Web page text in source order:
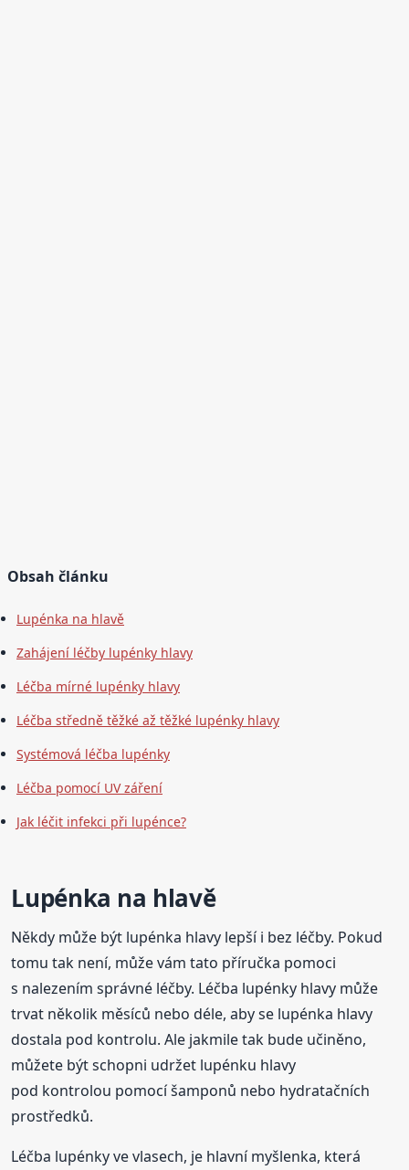
Obsah článku
Lupénka na hlavě
Zahájení léčby lupénky hlavy
Léčba mírné lupénky hlavy
Léčba středně těžké až těžké lupénky hlavy
Systémová léčba lupénky
Léčba pomocí UV záření
Jak léčit infekci při lupénce?
Lupénka na hlavě
Někdy může být lupénka hlavy lepší i bez léčby. Pokud
tomu tak není, může vám tato příručka pomoci
s nalezením správné léčby. Léčba lupénky hlavy může
trvat několik měsíců nebo déle, aby se lupénka hlavy
dostala pod kontrolu. Ale jakmile tak bude učiněno,
můžete být schopni udržet lupénku hlavy
pod kontrolou pomocí šamponů nebo hydratačních
prostředků.
Léčba lupénky ve vlasech, je hlavní myšlenka, která